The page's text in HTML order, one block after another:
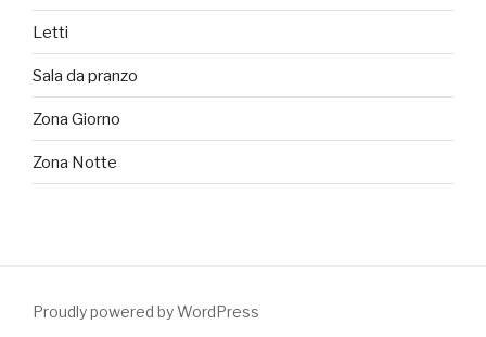
Letti
Sala da pranzo
Zona Giorno
Zona Notte
Proudly powered by WordPress